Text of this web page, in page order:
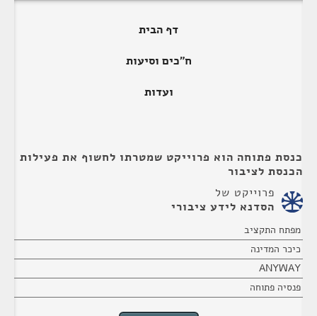
דף הבית
ח"כים וסיעות
ועדות
כנסת פתוחה הוא פרוייקט שמטרתו לחשוף את פעילות
הכנסת לציבור
פרוייקט של
הסדנא לידע ציבורי
מפתח התקציב
כיכר המדינה
ANYWAY
פנסיה פתוחה